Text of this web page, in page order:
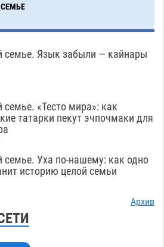
морозильной камере
полсотни стерлядей
414
ущерб за смертельную
рулем
05.08 376
Нового моста спасли
05.08 446
на важный вопрос о
полях начался сбор томатов
семье. Язык забыли — кайнары
«Тесто мира»: как
татарки пекут эчпочмаки для
семье. Уха по-нашему: как одно
историю целой семьи
Архив